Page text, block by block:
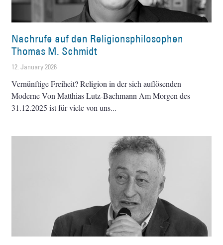
Nachrufe auf den Religionsphilosophen
Thomas M. Schmidt
12. January 2026
Vernünftige Freiheit? Religion in der sich auflösenden
Moderne Von Matthias Lutz-Bachmann Am Morgen des
31.12.2025 ist für viele von uns